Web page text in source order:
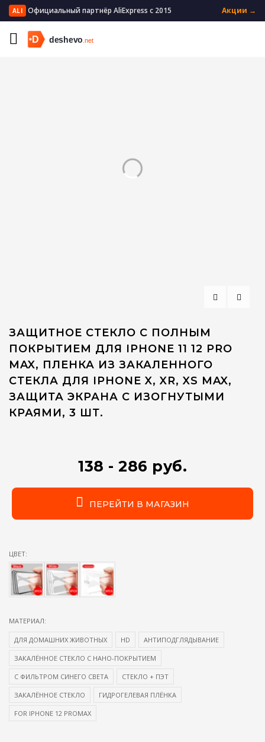
ALI Официальный партнёр AliExpress с 2015 Акции →
ЗАЩИТНОЕ СТЕКЛО С ПОЛНЫМ
ПОКРЫТИЕМ ДЛЯ IPHONE 11 12 PRO
MAX, ПЛЕНКА ИЗ ЗАКАЛЕННОГО
СТЕКЛА ДЛЯ IPHONE X, XR, XS MAX,
ЗАЩИТА ЭКРАНА С ИЗОГНУТЫМИ
КРАЯМИ, 3 ШТ.
138 - 286 руб.
ПЕРЕЙТИ В МАГАЗИН
ЦВЕТ:
МАТЕРИАЛ:
ДЛЯ ДОМАШНИХ ЖИВОТНЫХ HD АНТИПОДГЛЯДЫВАНИЕ
ЗАКАЛЁННОЕ СТЕКЛО С НАНО-ПОКРЫТИЕМ
С ФИЛЬТРОМ СИНЕГО СВЕТА СТЕКЛО + ПЭТ
ЗАКАЛЁННОЕ СТЕКЛО ГИДРОГЕЛЕВАЯ ПЛЁНКА
FOR IPHONE 12 PROMAX